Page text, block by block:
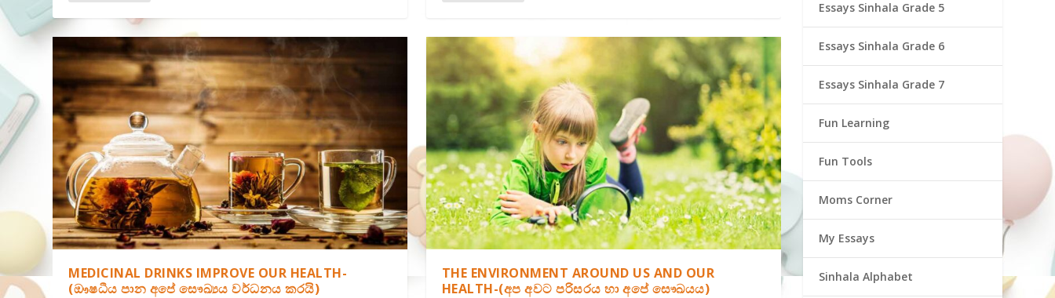
MEDICINAL DRINKS IMPROVE OUR HEALTH-
(ඖෂධීය පාන අපේ සෞඛ්‍යය වර්ධනය කරයි)
THE ENVIRONMENT AROUND US AND OUR
HEALTH-(අප අවට පරිසරය හා අපේ සෞඛයය)
Essays Sinhala Grade 5
Essays Sinhala Grade 6
Essays Sinhala Grade 7
Fun Learning
Fun Tools
Moms Corner
My Essays
Sinhala Alphabet